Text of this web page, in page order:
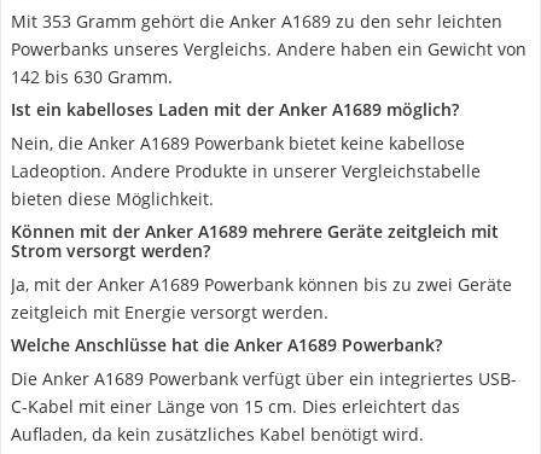
Mit 353 Gramm gehört die Anker A1689 zu den sehr leichten
Powerbanks unseres Vergleichs. Andere haben ein Gewicht von
142 bis 630 Gramm.
Ist ein kabelloses Laden mit der Anker A1689 möglich?
Nein, die Anker A1689 Powerbank bietet keine kabellose
Ladeoption. Andere Produkte in unserer Vergleichstabelle
bieten diese Möglichkeit.
Können mit der Anker A1689 mehrere Geräte zeitgleich mit
Strom versorgt werden?
Ja, mit der Anker A1689 Powerbank können bis zu zwei Geräte
zeitgleich mit Energie versorgt werden.
Welche Anschlüsse hat die Anker A1689 Powerbank?
Die Anker A1689 Powerbank verfügt über ein integriertes USB-
C-Kabel mit einer Länge von 15 cm. Dies erleichtert das
Aufladen, da kein zusätzliches Kabel benötigt wird.